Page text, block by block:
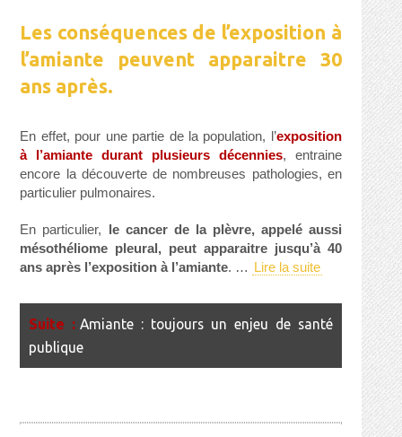
Les conséquences de l’exposition à
l’amiante peuvent apparaitre 30
ans après.
En effet, pour une partie de la population, l’exposition
à l’amiante durant plusieurs décennies, entraine
encore la découverte de nombreuses pathologies, en
particulier pulmonaires.
En particulier, le cancer de la plèvre, appelé aussi
mésothéliome pleural, peut apparaitre jusqu’à 40
ans après l’exposition à l’amiante. … Lire la suite
Amiante : toujours un enjeu de santé
publique